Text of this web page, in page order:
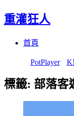
重灌狂人
首頁
PotPlayer
標籤: 部落客